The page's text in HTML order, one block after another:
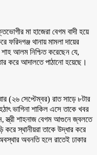
মা হাজেরা বেগম বাদী হয়ে
থানায় মামলা দায়ের
আলম নিশ্চিত করেছেন যে,
করে আদালতে পাঠানো হয়েছে।
(২৬ সেপ্টেম্বর) রাত সাড়ে ৮টার
ভাগিনা শাকিল এসে তাকে খবর
স্ত্রী শাহনাজ বেগম আগুনে জ্বলতে
করে স্থানীয়রা তাকে উদ্ধার করে
অবনতি হলে রাতেই ঢাকার